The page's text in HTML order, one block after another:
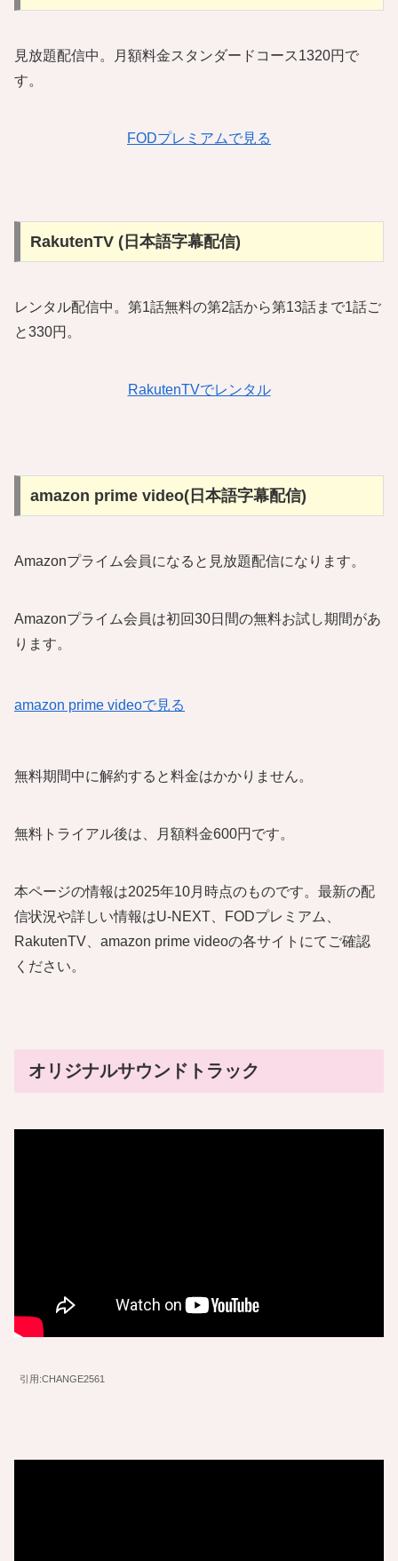
見放題配信中。月額料金スタンダードコース1320円で
す。
FODプレミアムで見る
RakutenTV (日本語字幕配信)
レンタル配信中。第1話無料の第2話から第13話まで1話ご
と330円。
RakutenTVでレンタル
amazon prime video(日本語字幕配信)
Amazonプライム会員になると見放題配信になります。
Amazonプライム会員は初回30日間の無料お試し期間があ
ります。
amazon prime videoで見る
無料期間中に解約すると料金はかかりません。
無料トライアル後は、月額料金600円です。
本ページの情報は2025年10月時点のものです。最新の配
信状況や詳しい情報はU-NEXT、FODプレミアム、
RakutenTV、amazon prime videoの各サイトにてご確認
ください。
オリジナルサウンドトラック
引用:CHANGE2561